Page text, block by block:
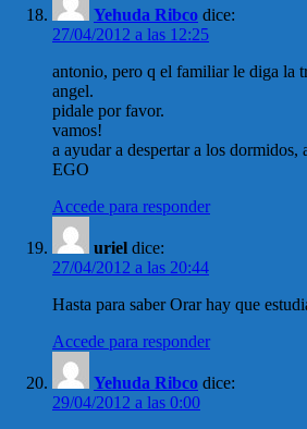
Yehuda Ribco dice:
27/04/2012 a las 12:25
antonio, pero q el familiar le diga la
angel.
pidale por favor.
vamos!
a ayudar a despertar a los dormidos,
EGO
Accede para responder
uriel dice:
27/04/2012 a las 20:44
Hasta para saber Orar hay que
Accede para responder
Yehuda Ribco dice:
29/04/2012 a las 0:00